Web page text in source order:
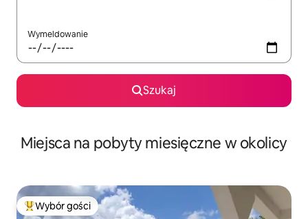
Wymeldowanie
Szukaj
Miejsca na pobyty miesięczne w okolicy
Najpopularniejsze z kategorii Wybór gości
Wybór gości